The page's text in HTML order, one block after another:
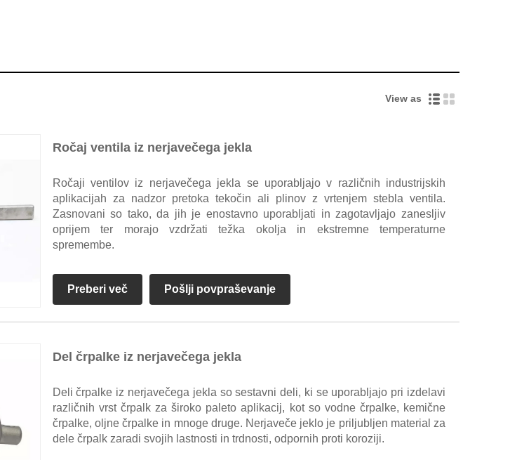
View as
Ročaj ventila iz nerjavečega jekla
Ročaji ventilov iz nerjavečega jekla se uporabljajo v različnih industrijskih
aplikacijah za nadzor pretoka tekočin ali plinov z vrtenjem stebla ventila.
Zasnovani so tako, da jih je enostavno uporabljati in zagotavljajo zanesljiv
oprijem ter morajo vzdržati težka okolja in ekstremne temperaturne
spremembe.
Preberi več Pošlji povpraševanje
Del črpalke iz nerjavečega jekla
Deli črpalke iz nerjavečega jekla so sestavni deli, ki se uporabljajo pri izdelavi
različnih vrst črpalk za široko paleto aplikacij, kot so vodne črpalke, kemične
črpalke, oljne črpalke in mnoge druge. Nerjaveče jeklo je priljubljen material za
dele črpalk zaradi svojih lastnosti in trdnosti, odpornih proti koroziji.